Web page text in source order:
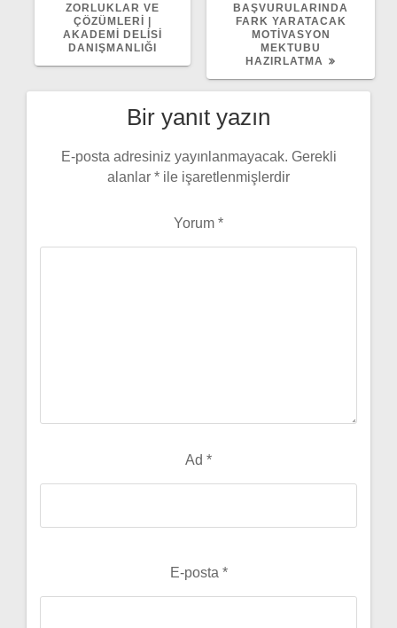
ZORLUKLAR VE
ÇÖZÜMLERI |
AKADEMI DELISI
DANIŞMANLIĞI
BAŞVURULARINDA
FARK YARATACAK
MOTIVASYON
MEKTUBU
HAZIRLATMA
Bir yanıt yazın
E-posta adresiniz yayınlanmayacak. Gerekli
alanlar * ile işaretlenmişlerdir
Yorum *
Ad *
E-posta *